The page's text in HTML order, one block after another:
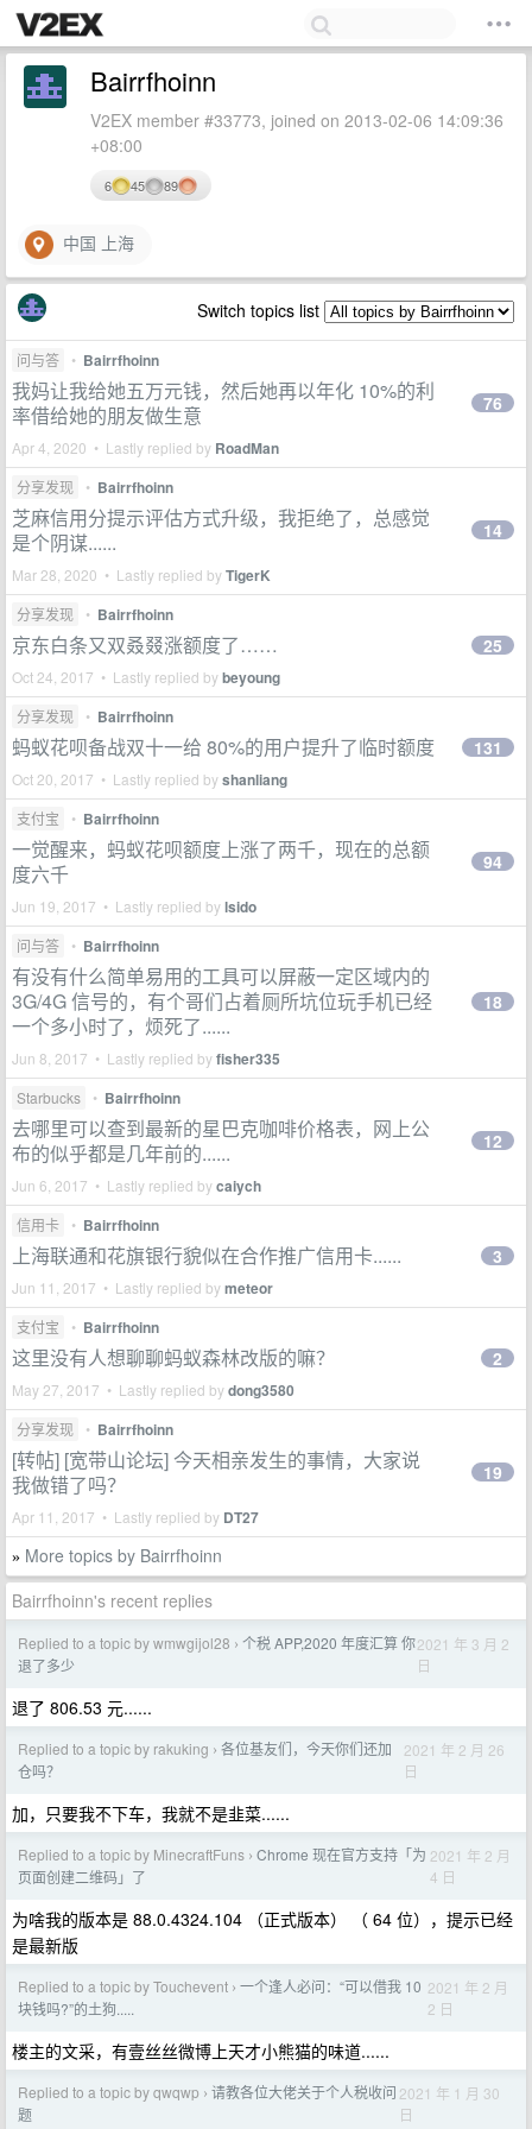
Bairrfhoinn
V2EX member #33773, joined on 2013-02-06 14:09:36
+08:00
6 45 89
中国 上海
Switch topics list
问与答 • Bairrfhoinn
我妈让我给她五万元钱，然后她再以年化 10%的利
率借给她的朋友做生意
Apr 4, 2020 • Lastly replied by RoadMan
76
分享发现 • Bairrfhoinn
芝麻信用分提示评估方式升级，我拒绝了，总感觉
是个阴谋......
Mar 28, 2020 • Lastly replied byTigerK
14
分享发现 • Bairrfhoinn
京东白条又双叒叕涨额度了……
Oct 24, 2017 • Lastly replied bybeyoung
25
分享发现 • Bairrfhoinn
蚂蚁花呗备战双十一给 80%的用户提升了临时额度
Oct 20, 2017 • Lastly replied byshanliang
131
支付宝 • Bairrfhoinn
一觉醒来，蚂蚁花呗额度上涨了两千，现在的总额
度六千
Jun 19, 2017 • Lastly replied bylsido
94
问与答 • Bairrfhoinn
有没有什么简单易用的工具可以屏蔽一定区域内的
3G/4G 信号的，有个哥们占着厕所坑位玩手机已经
一个多小时了，烦死了......
Jun 8, 2017 • Lastly replied byfisher335
18
Starbucks • Bairrfhoinn
去哪里可以查到最新的星巴克咖啡价格表，网上公
布的似乎都是几年前的......
Jun 6, 2017 • Lastly replied bycaiych
12
信用卡 • Bairrfhoinn
上海联通和花旗银行貌似在合作推广信用卡......
Jun 11, 2017 • Lastly replied bymeteor
3
支付宝 • Bairrfhoinn
这里没有人想聊聊蚂蚁森林改版的嘛？
May 27, 2017 • Lastly replied bydong3580
2
分享发现 • Bairrfhoinn
[转帖] [宽带山论坛] 今天相亲发生的事情，大家说
我做错了吗？
Apr 11, 2017 • Lastly replied by DT27
19
» More topics by Bairrfhoinn
Bairrfhoinn's recent replies
Replied to a topic by wmwgijol28 › 个税 APP,2020 年度汇算 你
退了多少
2021 年 3 月 2
日
退了 806.53 元......
Replied to a topic by rakuking › 各位基友们，今天你们还加
仓吗？
2021 年 2 月 26
日
加，只要我不下车，我就不是韭菜......
Replied to a topic by MinecraftFuns › Chrome 现在官方支持「为
页面创建二维码」了
2021 年 2 月
4 日
为啥我的版本是 88.0.4324.104 （正式版本） （ 64 位），提示已经
是最新版
Replied to a topic by Touchevent › 一个逢人必问：“可以借我 10
块钱吗?”的土狗.....
2021 年 2 月
2 日
楼主的文采，有壹丝丝微博上天才小熊猫的味道......
Replied to a topic by qwqwp › 请教各位大佬关于个人税收问
题
2021 年 1 月 30
日